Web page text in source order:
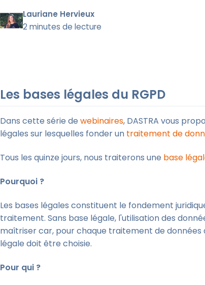
Lauriane Hervieux
2 minutes de lecture
Les bases légales du RGPD
Dans cette série de webinaires, DASTRA vous
légales sur lesquelles fonder un traitement de
Tous les quinze jours, nous traiterons une base
Pourquoi ?
Les bases légales constituent le fondement
traitement. Sans base légale, l'utilisation des
maîtriser car, pour chaque traitement de
légale doit être choisie.
Pour qui ?